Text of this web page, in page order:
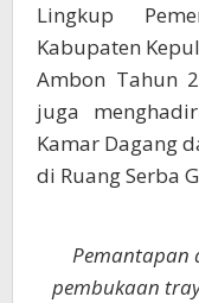
Lingkup
Kabupaten
Ambon Tahun
juga
Kamar Dagang
di Ruang Serba
Pemantapan
pembukaan